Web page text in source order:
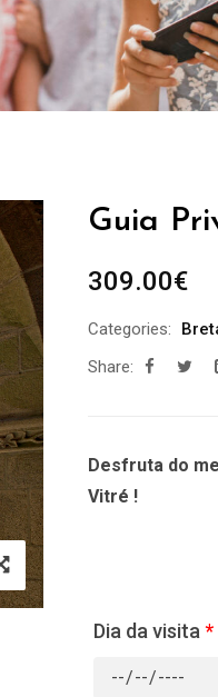
Guia
309.00€
Categories:
Share:
Desfruta do
Vitré !
Dia da visita *